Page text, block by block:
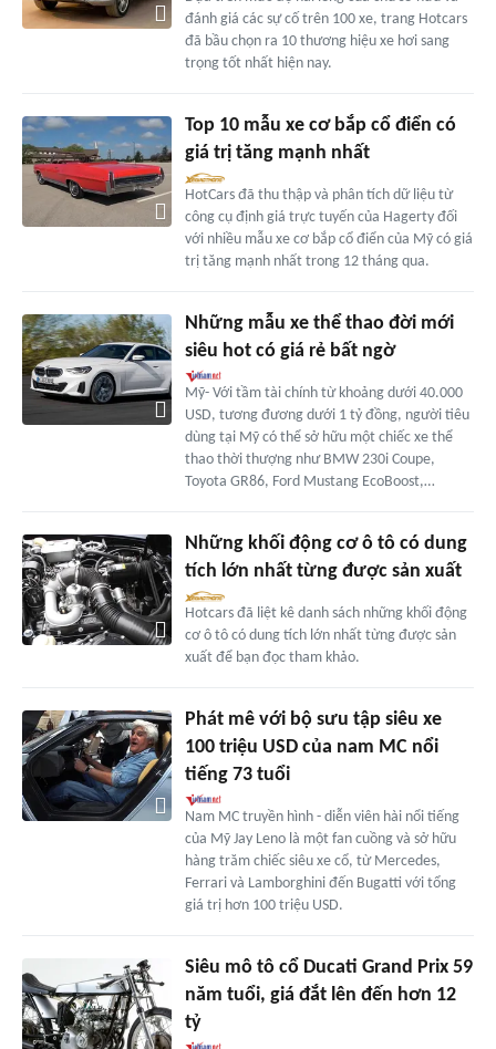
đánh giá các sự cố trên 100 xe, trang Hotcars
đã bầu chọn ra 10 thương hiệu xe hơi sang
trọng tốt nhất hiện nay.
Top 10 mẫu xe cơ bắp cổ điển có
giá trị tăng mạnh nhất
HotCars đã thu thập và phân tích dữ liệu từ
công cụ định giá trực tuyến của Hagerty đối
với nhiều mẫu xe cơ bắp cổ điển của Mỹ có giá
trị tăng mạnh nhất trong 12 tháng qua.
Những mẫu xe thể thao đời mới
siêu hot có giá rẻ bất ngờ
Mỹ- Với tầm tài chính từ khoảng dưới 40.000
USD, tương đương dưới 1 tỷ đồng, người tiêu
dùng tại Mỹ có thể sở hữu một chiếc xe thể
thao thời thượng như BMW 230i Coupe,
Toyota GR86, Ford Mustang EcoBoost,…
Những khối động cơ ô tô có dung
tích lớn nhất từng được sản xuất
Hotcars đã liệt kê danh sách những khối động
cơ ô tô có dung tích lớn nhất từng được sản
xuất để bạn đọc tham khảo.
Phát mê với bộ sưu tập siêu xe
100 triệu USD của nam MC nổi
tiếng 73 tuổi
Nam MC truyền hình - diễn viên hài nổi tiếng
của Mỹ Jay Leno là một fan cuồng và sở hữu
hàng trăm chiếc siêu xe cổ, từ Mercedes,
Ferrari và Lamborghini đến Bugatti với tổng
giá trị hơn 100 triệu USD.
Siêu mô tô cổ Ducati Grand Prix 59
năm tuổi, giá đắt lên đến hơn 12
tỷ